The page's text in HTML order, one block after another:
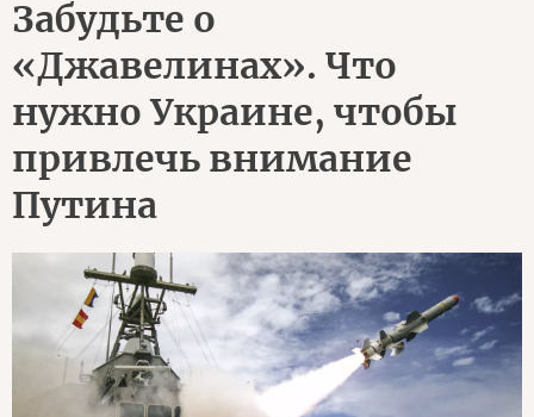
Забудьте о
«Джавелинах». Что
нужно Украине, чтобы
привлечь внимание
Путина